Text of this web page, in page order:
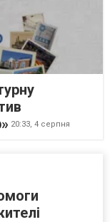
20:33, 4 серпня